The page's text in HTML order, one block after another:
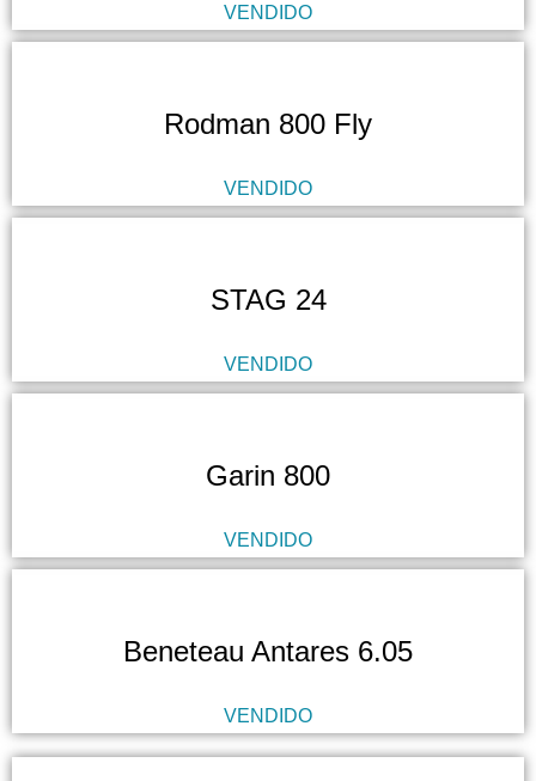
VENDIDO
Rodman 800 Fly
VENDIDO
STAG 24
VENDIDO
Garin 800
VENDIDO
Beneteau Antares 6.05
VENDIDO